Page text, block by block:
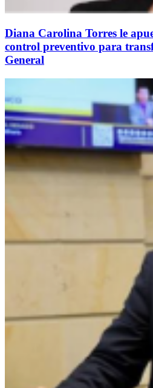
Diana Carolina Torres le
control preventivo para
General